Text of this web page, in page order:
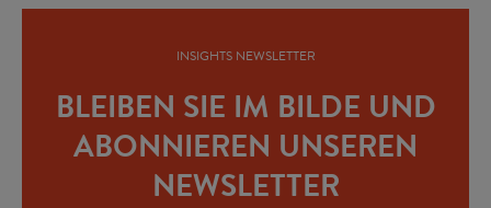
INSIGHTS NEWSLETTER
BLEIBEN SIE IM BILDE UND
ABONNIEREN UNSEREN
NEWSLETTER